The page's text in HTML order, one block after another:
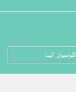
للوصول الينا